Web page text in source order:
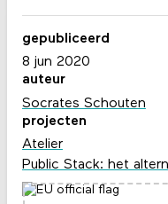
gepubliceerd
8 jun 2020
auteur
Socrates Schouten
projecten
Atelier
Public Stack: het